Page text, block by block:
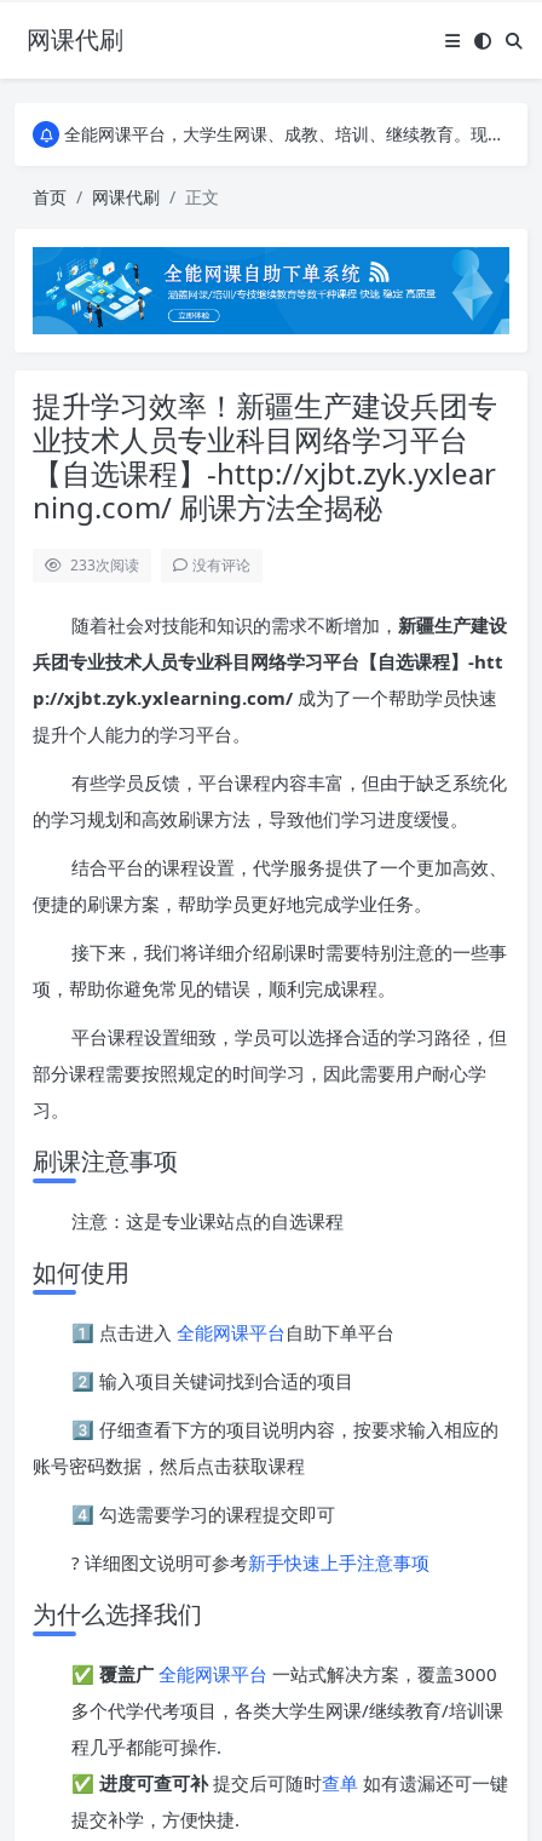
网课代刷
AI论文写作平台，根据真实文献内容生成论文
全能网课平台，大学生网课、成教、培训、继续教育。现已接入代刷代考项目3000+
全能网课平台，大学生网课、成教、培训、继续教育。现已接入代刷代考项目3000+
首页 网课代刷 正文
提升学习效率！新疆生产建设兵团专
业技术人员专业科目网络学习平台
【自选课程】-http://xjbt.zyk.yxlear
ning.com/ 刷课方法全揭秘
233次阅读 没有评论
随着社会对技能和知识的需求不断增加， 新疆生产建设
兵团专业技术人员专业科目网络学习平台【自选课程】-htt
p://xjbt.zyk.yxlearning.com/ 成为了一个帮助学员快速
提升个人能力的学习平台。
有些学员反馈，平台课程内容丰富，但由于缺乏系统化
的学习规划和高效刷课方法，导致他们学习进度缓慢。
结合平台的课程设置，代学服务提供了一个更加高效、
便捷的刷课方案，帮助学员更好地完成学业任务。
接下来，我们将详细介绍刷课时需要特别注意的一些事
项，帮助你避免常见的错误，顺利完成课程。
平台课程设置细致，学员可以选择合适的学习路径，但
部分课程需要按照规定的时间学习，因此需要用户耐心学
习。
刷课注意事项
注意：这是专业课站点的自选课程
如何使用
1️⃣ 点击进入 全能网课平台自助下单平台
2️⃣ 输入项目关键词找到合适的项目
3️⃣ 仔细查看下方的项目说明内容，按要求输入相应的
账号密码数据，然后点击获取课程
4️⃣ 勾选需要学习的课程提交即可
? 详细图文说明可参考新手快速上手注意事项
为什么选择我们
✅ 覆盖广 全能网课平台 一站式解决方案，覆盖3000
多个代学代考项目，各类大学生网课/继续教育/培训课
程几乎都能可操作.
✅ 进度可查可补提交后可随时查单 如有遗漏还可一键
提交补学，方便快捷.